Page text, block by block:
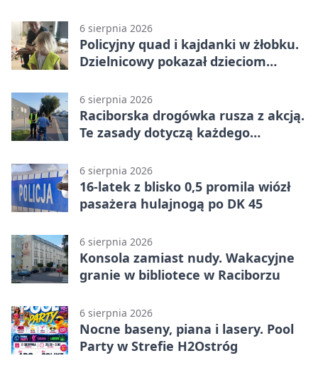
6 sierpnia 2026
Policyjny quad i kajdanki w żłobku.
Dzielnicowy pokazał dzieciom
6 sierpnia 2026
Raciborska drogówka rusza z akcją.
Te zasady dotyczą każdego
6 sierpnia 2026
16-latek z blisko 0,5 promila wiózł
pasażera hulajnogą po DK 45
6 sierpnia 2026
Konsola zamiast nudy. Wakacyjne
granie w bibliotece w Raciborzu
6 sierpnia 2026
Nocne baseny, piana i lasery. Pool
Party w Strefie H2Ostróg